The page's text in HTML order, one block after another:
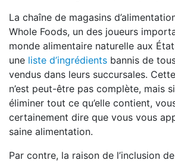
La chaîne de magasins
Whole Foods, un des joueurs
monde alimentaire naturelle aux
une liste d’ingrédients bannis de
vendus dans leurs succursales.
n’est peut-être pas complète, mais
éliminer tout ce qu’elle contient,
certainement dire que vous vous
saine alimentation.
Par contre, la raison de l’inclusion